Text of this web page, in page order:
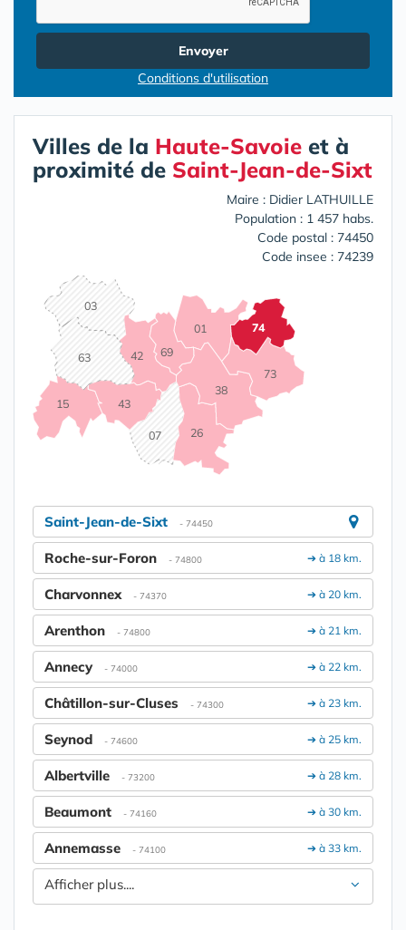
Envoyer
Conditions d'utilisation
Villes de la Haute-Savoie et à
proximité de Saint-Jean-de-Sixt
Maire : Didier LATHUILLE
Population : 1 457 habs.
Code postal : 74450
Code insee : 74239
01
03
07
15
26
38
42
43
63
69
73
74
Saint-Jean-de-Sixt - 74450
➔ à 18 km.
Roche-sur-Foron - 74800
➔ à 20 km.
Charvonnex - 74370
➔ à 21 km.
Arenthon - 74800
➔ à 22 km.
Annecy - 74000
➔ à 23 km.
Châtillon-sur-Cluses - 74300
➔ à 25 km.
Seynod - 74600
➔ à 28 km.
Albertville - 73200
➔ à 30 km.
Beaumont - 74160
➔ à 33 km.
Annemasse - 74100
Afficher plus....